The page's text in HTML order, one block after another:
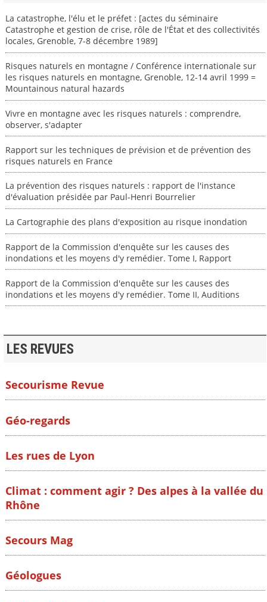
La catastrophe, l'élu et le préfet : [actes du séminaire
Catastrophe et gestion de crise, rôle de l'État et des collectivités
locales, Grenoble, 7-8 décembre 1989]
Risques naturels en montagne / Conférence internationale sur
les risques naturels en montagne, Grenoble, 12-14 avril 1999 =
Mountainous natural hazards
Vivre en montagne avec les risques naturels : comprendre,
observer, s'adapter
Rapport sur les techniques de prévision et de prévention des
risques naturels en France
La prévention des risques naturels : rapport de l'instance
d'évaluation présidée par Paul-Henri Bourrelier
La Cartographie des plans d'exposition au risque inondation
Rapport de la Commission d'enquête sur les causes des
inondations et les moyens d'y remédier. Tome I, Rapport
Rapport de la Commission d'enquête sur les causes des
inondations et les moyens d'y remédier. Tome II, Auditions
LES REVUES
Secourisme Revue
Géo-regards
Les rues de Lyon
Climat : comment agir ? Des alpes à la vallée du
Rhône
Secours Mag
Géologues